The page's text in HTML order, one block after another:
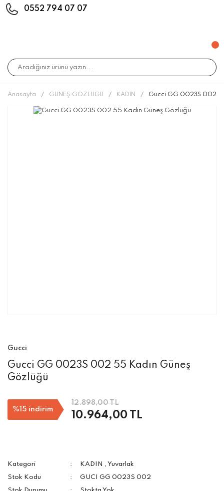
0552 794 07 07
Anasayfa GÜNEŞ GÖZLÜĞÜ KADIN Gucci GG 0023S 002
Gucci
Gucci GG 0023S 002 55 Kadın Güneş
Gözlüğü
%15 indirim
12.898,00 TL
10.964,00 TL
Kategori KADIN ,Yuvarlak
Stok Kodu
GUCI GG 0023S 002